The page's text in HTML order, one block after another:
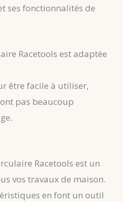
ses fonctionnalités de
Racetools est adaptée
être facile à utiliser,
pas beaucoup
Racetools est un
vos travaux de maison.
en font un outil